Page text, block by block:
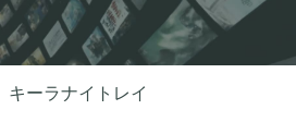
キーラナイトレイ